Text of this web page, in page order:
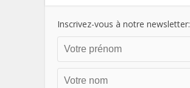
Inscrivez-vous à notre newsletter: